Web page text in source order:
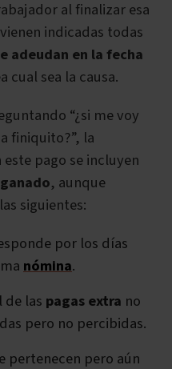
al finalizar esa
indicadas todas
adeudan en la fecha
cual sea la causa.
“¿si me voy
finiquito?”, la
pago se incluyen
, aunque
siguientes:
por los días
nómina.
las pagas extra no
pero no percibidas.
pertenecen pero aún